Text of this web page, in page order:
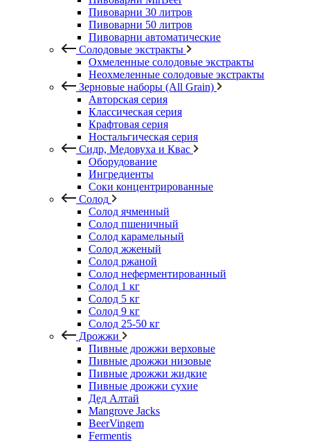
Пивоварни 30 литров
Пивоварни 50 литров
Пивоварни автоматические
Солодовые экстракты
Охмеленные солодовые экстракты
Неохмеленные солодовые экстракты
Зерновые наборы (All Grain)
Авторская серия
Классическая серия
Крафтовая серия
Ностальгическая серия
Сидр, Медовуха и Квас
Оборудование
Ингредиенты
Соки концентрированные
Солод
Солод ячменный
Солод пшеничный
Солод карамельный
Солод жженый
Солод ржаной
Солод неферментированный
Солод 1 кг
Солод 5 кг
Солод 9 кг
Солод 25-50 кг
Дрожжи
Пивные дрожжи верховые
Пивные дрожжи низовые
Пивные дрожжи жидкие
Пивные дрожжи сухие
Дед Алтай
Mangrove Jacks
BeerVingem
Fermentis